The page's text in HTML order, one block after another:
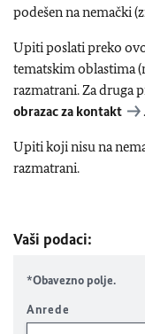
podešen na nemački
Upiti poslati preko
tematskim oblastima
razmatrani. Za druga
obrazac za kontakt
.
Upiti koji nisu na
razmatrani.
Vaši podaci:
*Obavezno polje.
Anrede